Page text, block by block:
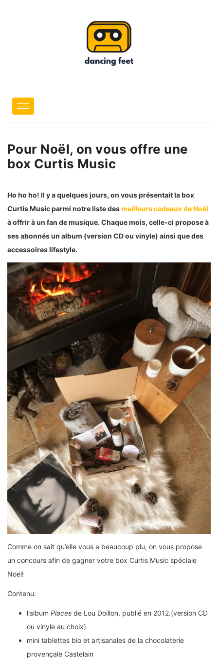
Pour Noël, on vous offre une
box Curtis Music
Ho ho ho! Il y a quelques jours, on vous présentait la box
Curtis Music parmi notre liste desmeilleurs cadeaux de Noël
à offrir à un fan de musique. Chaque mois, celle-ci propose à
ses abonnés un album (version CD ou vinyle) ainsi que des
accessoires lifestyle.
Comme on sait qu’elle vous a beaucoup plu, on vous propose
un concours afin de gagner votre box Curtis Music spéciale
Noël!
Contenu:
l’album Places de Lou Doillon, publié en 2012.(version CD
ou vinyle au choix)
mini tablettes bio et artisanales de la chocolaterie
provençale Castelain